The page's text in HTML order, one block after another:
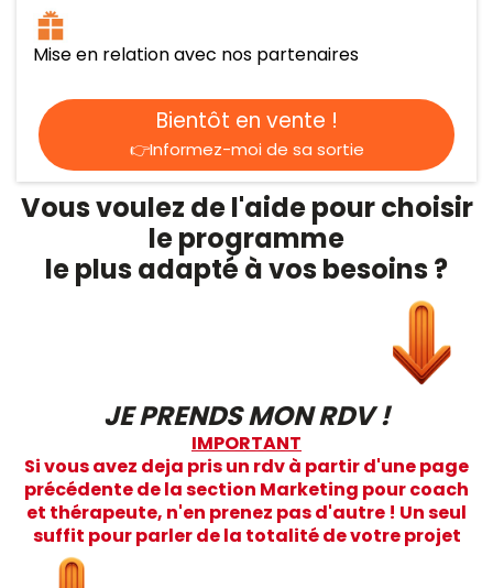
Mise en relation avec nos partenaires
Bientôt en vente !
👉Informez-moi de sa sortie
Vous voulez de l'aide pour choisir
le programme
le plus adapté à vos besoins ?
JE PRENDS MON RDV !
IMPORTANT
Si vous avez deja pris un rdv à partir d'une page
précédente de la section Marketing pour coach
et thérapeute, n'en prenez pas d'autre ! Un seul
suffit pour parler de la totalité de votre projet